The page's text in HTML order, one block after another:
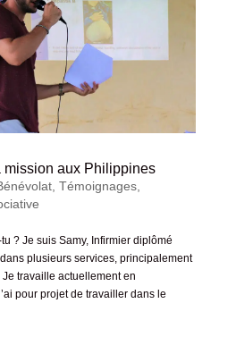
mission aux Philippines
, Témoignages,
? Je suis Samy, Infirmier diplômé
plusieurs services, principalement
travaille actuellement en
pour projet de travailler dans le